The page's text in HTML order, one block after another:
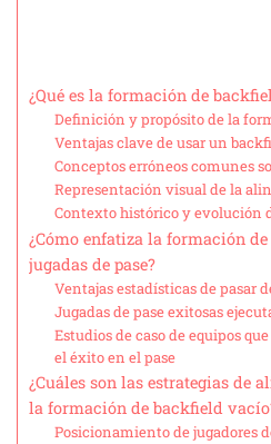
¿Qué es la formación de
Definición y propósito de la
Ventajas clave de usar un
Conceptos erróneos comunes
Representación visual de la
Contexto histórico y evolución
¿Cómo enfatiza la formación
jugadas de pase?
Ventajas estadísticas de pasar
Jugadas de pase exitosas
Estudios de caso de equipos
el éxito en el pase
¿Cuáles son las estrategias de
la formación de backfield
Posicionamiento de jugadores